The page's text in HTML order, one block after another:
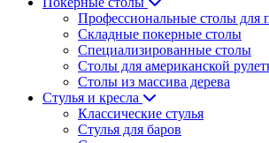
Профессиональные столы для
Складные покерные столы
Специализированные столы
Столы для американской
Столы из массива дерева
Стулья и кресла
Классические стулья
Стулья для баров